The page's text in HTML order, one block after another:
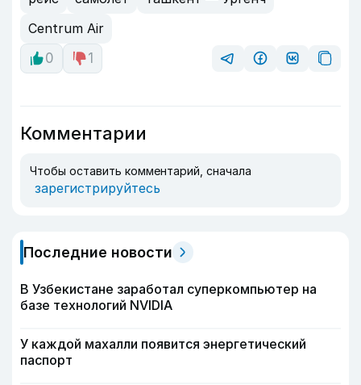
Centrum Air
0
1
Комментарии
Чтобы оставить комментарий, сначала
зарегистрируйтесь
Последние новости
В Узбекистане заработал суперкомпьютер на
базе технологий NVIDIA
У каждой махалли появится энергетический
паспорт